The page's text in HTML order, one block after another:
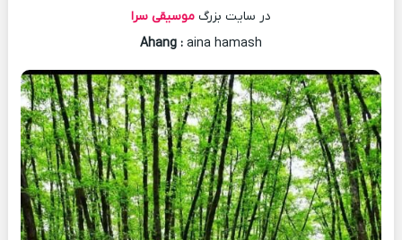
در سایت بزرگ موسیقی سرا
Ahang : aina hamash